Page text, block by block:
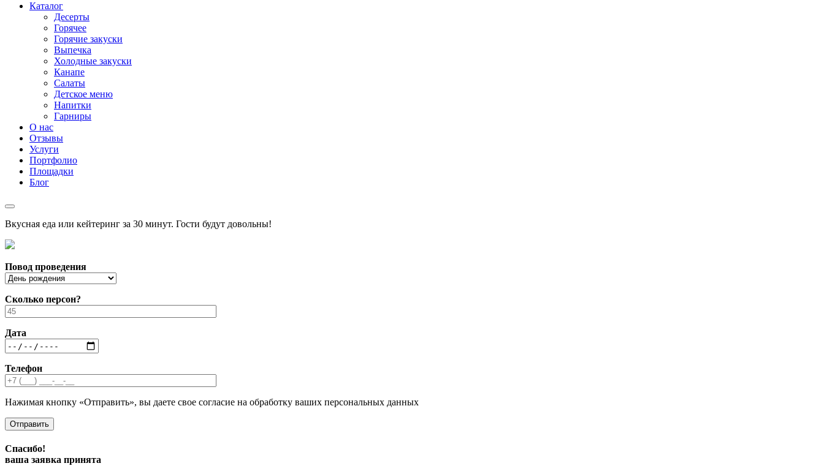
Каталог
Десерты
Горячее
Горячие закуски
Выпечка
Холодные закуски
Канапе
Салаты
Детское меню
Напитки
Гарниры
О нас
Отзывы
Услуги
Портфолио
Площадки
Блог
Вкусная еда или кейтеринг за 30 минут. Гости будут довольны!
Повод проведения
Сколько персон?
Дата
Телефон
Нажимая кнопку «Отправить», вы даете свое согласие на обработку ваших персональных данных
Спасибо!
ваша заявка принята